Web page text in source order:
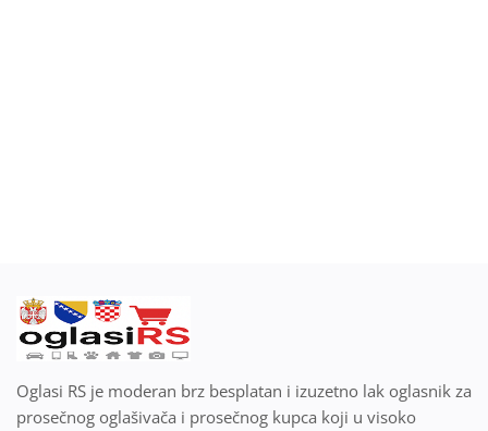
Oglasi RS je moderan brz besplatan i izuzetno lak oglasnik za
prosečnog oglašivača i prosečnog kupca koji u visoko